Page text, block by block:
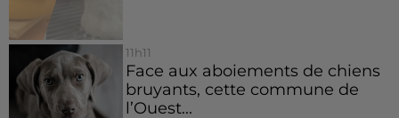
11h11
Face aux aboiements de chiens
bruyants, cette commune de
l’Ouest...